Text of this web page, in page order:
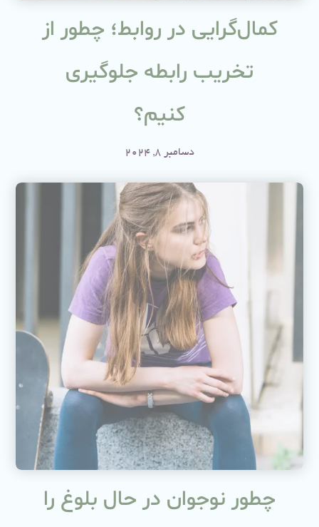
کمال‌گرایی در روابط؛ چطور از
تخریب رابطه جلوگیری
کنیم؟
دسامبر 8, 2024
چطور نوجوان در حال بلوغ را